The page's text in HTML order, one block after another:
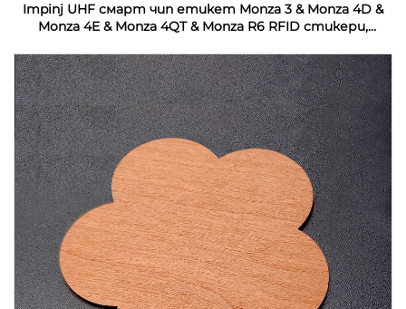
Impinj UHF смарт чип етикет Monza 3 & Monza 4D &
Monza 4E & Monza 4QT & Monza R6 RFID стикери,